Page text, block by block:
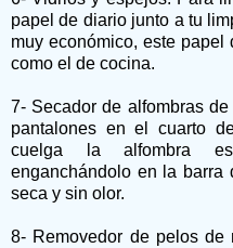
papel de diario junto a tu
muy económico, este papel
como el de cocina.
7- Secador de alfombras
pantalones en el cuarto
cuelga la alfombra
enganchándolo en la barra
seca y sin olor.
8- Removedor de pelos de